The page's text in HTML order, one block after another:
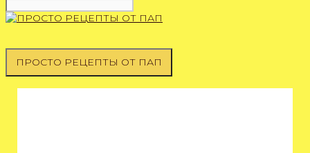
ПРОСТО РЕЦЕПТЫ ОТ ПАП